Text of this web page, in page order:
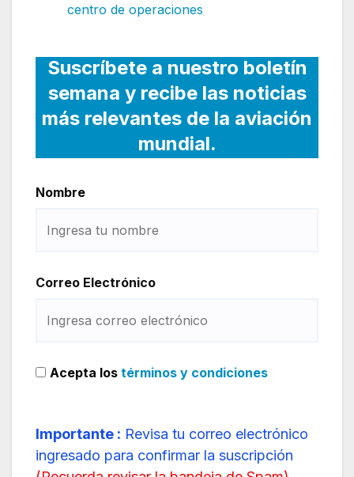
centro de operaciones
Suscríbete a nuestro boletín
semana y recibe las noticias
más relevantes de la aviación
mundial.
Nombre
Correo Electrónico
Acepta los términos y condiciones
Importante : Revisa tu correo electrónico
ingresado para confirmar la suscripción